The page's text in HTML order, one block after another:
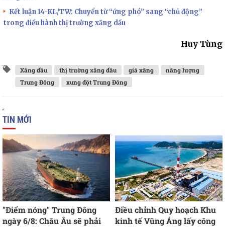
Kết luận 14-KL/TW: Chuyển từ “ứng phó” sang “chủ động”
trong điều hành thị trường xăng dầu
Huy Tùng
Xăng dầu thị trường xăng dầu giá xăng
năng lượng
Trung Đông
xung đột Trung Đông
TIN MỚI
"Điểm nóng" Trung Đông
ngày 6/8: Châu Âu sẽ phải
Điều chỉnh Quy hoạch Khu
kinh tế Vũng Áng lấy công